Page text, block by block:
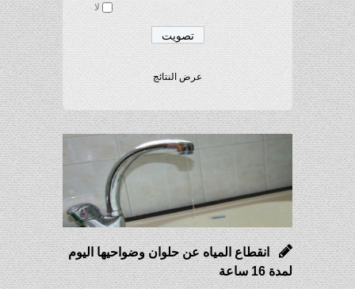
لا
عرض النتائج
انقطاع المياه عن حلوان وضواحيها اليوم
لمدة 16 ساعة